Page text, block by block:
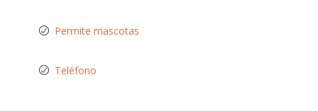
Permite mascotas
Teléfono